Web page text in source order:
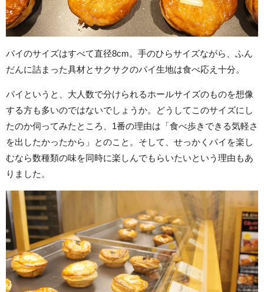
パイのサイズはすべて直径8cm。手のひらサイズながら、ふん
だんに詰まった具材とサクサクのパイ生地は食べ応え十分。
パイというと、大人数で分けられるホールサイズのものを想像
する方も多いのではないでしょうか。どうしてこのサイズにし
たのか伺ってみたところ、1番の理由は「食べ歩きできる気軽さ
を出したかったから」とのこと。そして、せっかくパイを楽し
むなら数種類の味を同時に楽しんでもらいたいという理由もあ
りました。